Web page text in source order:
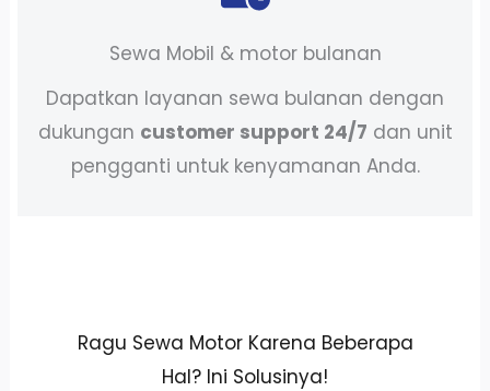
Sewa Mobil & motor bulanan
Dapatkan layanan sewa bulanan dengan
dukungan customer support 24/7 dan unit
pengganti untuk kenyamanan Anda.
Ragu Sewa Motor Karena Beberapa
Hal? Ini Solusinya!